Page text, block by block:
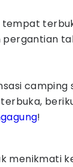
tempat
!
menikmati